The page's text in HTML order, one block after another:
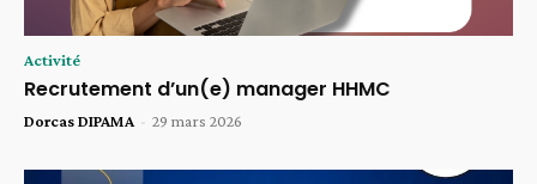
Activité
Recrutement d’un(e) manager HHMC
Dorcas DIPAMA - 29 mars 2026